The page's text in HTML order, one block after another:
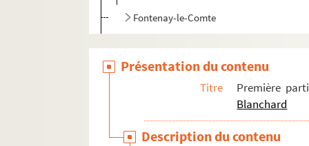
Fontenay-le-Comte
Deuxième partie - Documents divers - par
Présentation du contenu
Titre
Première
Blanchard
Description du contenu